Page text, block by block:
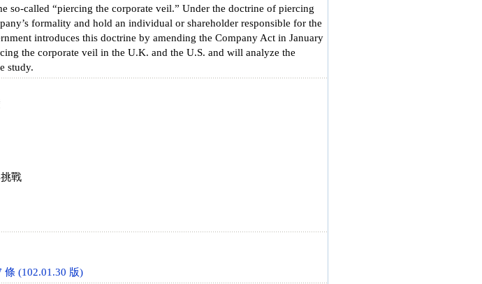
so-called “piercing the corporate veil.” Under the doctrine of piercing
formality and hold an individual or shareholder responsible for the
introduces this doctrine by amending the Company Act in January
the corporate veil in the U.K. and the U.S. and will analyze the
study.
戰
條 (102.01.30 版)